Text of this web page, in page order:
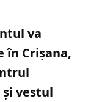
va
în Crișana,
vestul